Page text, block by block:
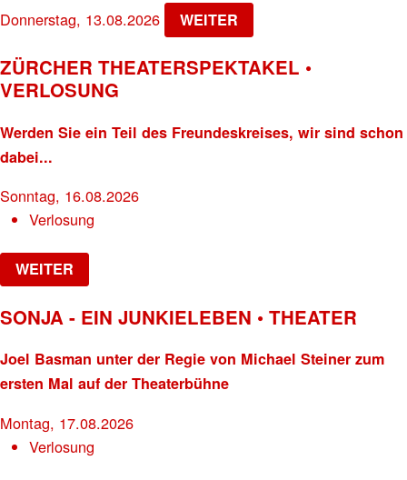
Donnerstag, 13.08.2026 WEITER
ZÜRCHER THEATERSPEKTAKEL •
VERLOSUNG
Werden Sie ein Teil des Freundeskreises, wir sind schon
dabei...
Sonntag, 16.08.2026
Verlosung
WEITER
SONJA - EIN JUNKIELEBEN • THEATER
Joel Basman unter der Regie von Michael Steiner zum
ersten Mal auf der Theaterbühne
Montag, 17.08.2026
Verlosung